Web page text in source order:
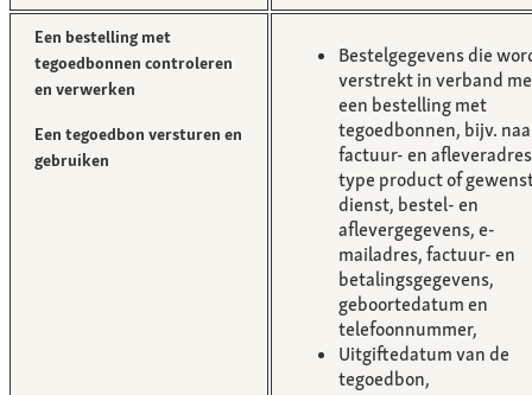
Een bestelling met
tegoedbonnen controleren
en verwerken
Een tegoedbon versturen en
gebruiken
Bestelgegevens die
verstrekt in verband
een bestelling met
tegoedbonnen, bijv.
factuur- en
type product of
dienst, bestel- en
aflevergegevens, e-
mailadres, factuur- en
betalingsgegevens,
geboortedatum en
telefoonnummer,
Uitgiftedatum van de
tegoedbon,